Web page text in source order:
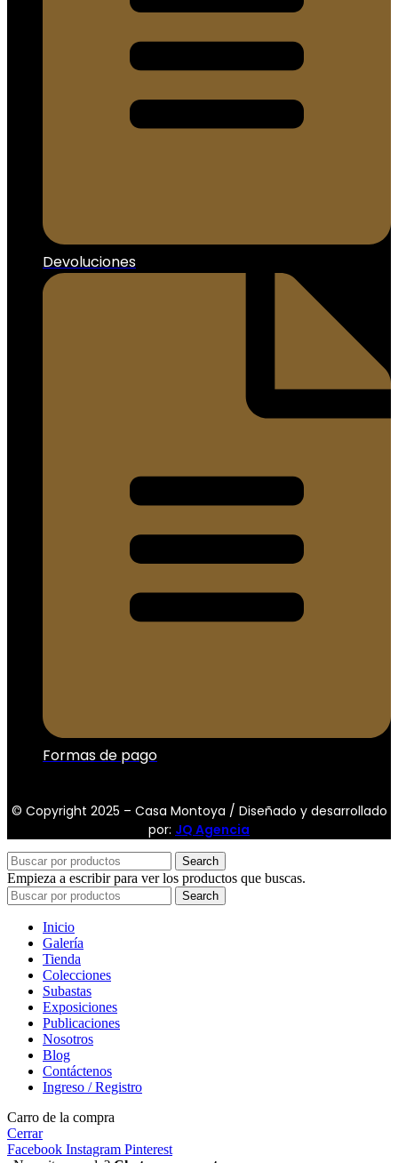
Devoluciones
Formas de pago
© Copyright 2025 – Casa Montoya / Diseñado y desarrollado
por: JQ Agencia
Search
Empieza a escribir para ver los productos que buscas.
Search
Inicio
Galería
Tienda
Colecciones
Subastas
Exposiciones
Publicaciones
Nosotros
Blog
Contáctenos
Ingreso / Registro
Carro de la compra
Cerrar
Facebook Instagram Pinterest